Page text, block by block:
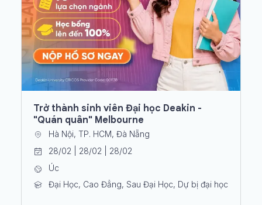
Trở thành sinh viên Đại học Deakin -
"Quán quân" Melbourne
Hà Nội, TP. HCM, Đà Nẵng
28/02 | 28/02 | 28/02
Úc
Đại Học, Cao Đẳng, Sau Đại Học, Dự bị đại học